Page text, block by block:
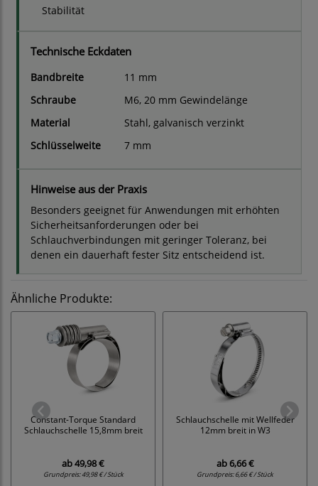
Stabilität
Technische Eckdaten
Bandbreite
11 mm
Schraube
M6, 20 mm Gewindelänge
Material
Stahl, galvanisch verzinkt
Schlüsselweite
7 mm
Hinweise aus der Praxis
Besonders geeignet für Anwendungen mit erhöhten
Sicherheitsanforderungen oder bei
Schlauchverbindungen mit geringer Toleranz, bei
denen ein dauerhaft fester Sitz entscheidend ist.
Ähnliche Produkte:
Constant-Torque Standard
Schlauchschelle 15,8mm breit
ab49,98 €
Grundpreis:49,98 € / Stück
Schlauchschelle mit Wellfeder
12mm breit in W3
ab6,66 €
Grundpreis:6,66 € / Stück